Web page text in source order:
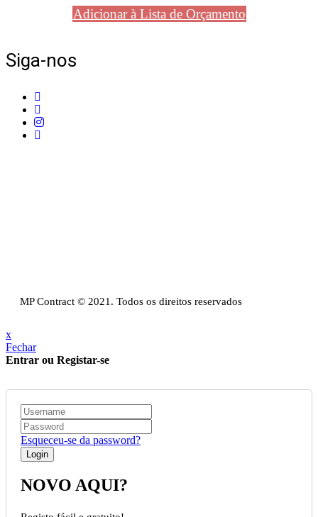
Adicionar à Lista de Orçamento
Siga-nos
MP Contract © 2021. Todos os direitos reservados
x
Fechar
Entrar ou Registar-se
Esqueceu-se da password?
NOVO AQUI?